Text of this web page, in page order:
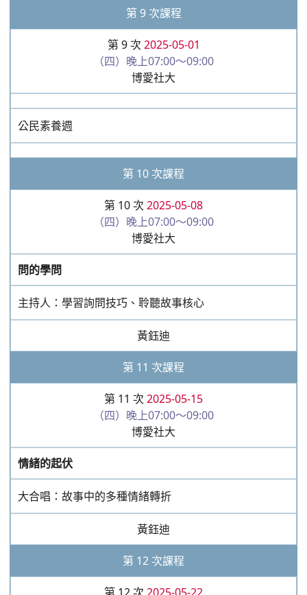
主持人：學習詢問技巧、聆聽故事核心
黃鈺迪
第 11 次課程
大合唱：故事中的多種情緒轉折
黃鈺迪
第 12 次課程
第 12 次 2025-05-22
（四）晚上07:00～09:00
博愛社大
自由發揮：長故事的演譯、建立故事架構
黃鈺迪
第 13 次課程
第 13 次 2025-05-29
（四）晚上07:00～09:00
博愛社大